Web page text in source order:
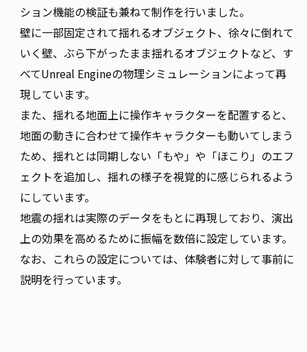
ション機能の検証も兼ねて制作を行いました。
壁に一部固定されて揺れるオブジェクト、徐々に倒れて
いく壁、ぶら下がったまま揺れるオブジェクトなど、す
べてUnreal Engineの物理シミュレーションによって再
現しています。
また、揺れる地面上に操作キャラクターを配置すると、
地面の動きに合わせて操作キャラクターも動いてしまう
ため、揺れとは同期しない「もや」や「ほこり」のエフ
ェクトを追加し、揺れの様子を視覚的に感じられるよう
にしています。
地震の揺れは実際のデータをもとに再現しており、演出
上の効果を高めるために振幅を数倍に設定しています。
なお、これらの設定については、体験者に対して事前に
説明を行っています。